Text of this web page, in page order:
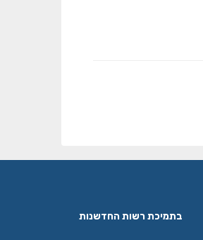
בתמיכת רשות החדשנות